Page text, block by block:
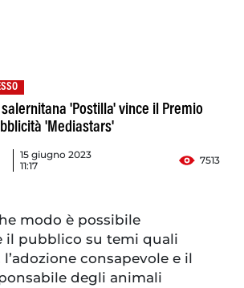
'Postilla' vince il Premio
'Mediastars'
15 giugno 2023
11:17
7513
modo è possibile
il pubblico su temi quali
l’adozione consapevole e il
degli animali